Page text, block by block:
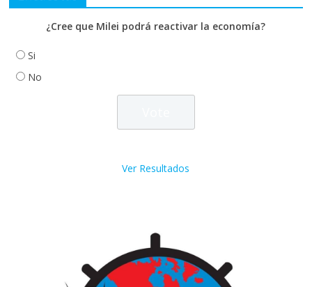
¿Cree que Milei podrá reactivar la economía?
Si
No
Ver Resultados